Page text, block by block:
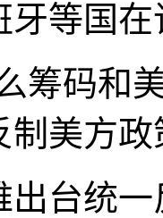
牙等国
筹码和
制美方
出台统